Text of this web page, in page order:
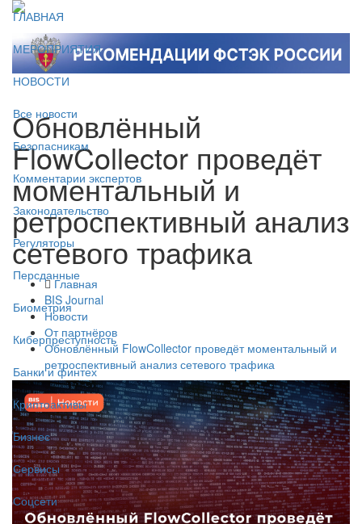
ГЛАВНАЯ
МЕРОПРИЯТИЯ
НОВОСТИ
Все новости
Безопасникам
Комментарии экспертов
Законодательство
Регуляторы
Персданные
Биометрия
Киберпреступность
Банки и финтех
Криптоактивы
Бизнес
Сервисы
Соцсети
Обновлённый
FlowCollector проведёт
моментальный и
ретроспективный анализ
сетевого трафика
Главная
BIS Journal
Новости
От партнёров
Обновлённый FlowCollector проведёт моментальный и
ретроспективный анализ сетевого трафика